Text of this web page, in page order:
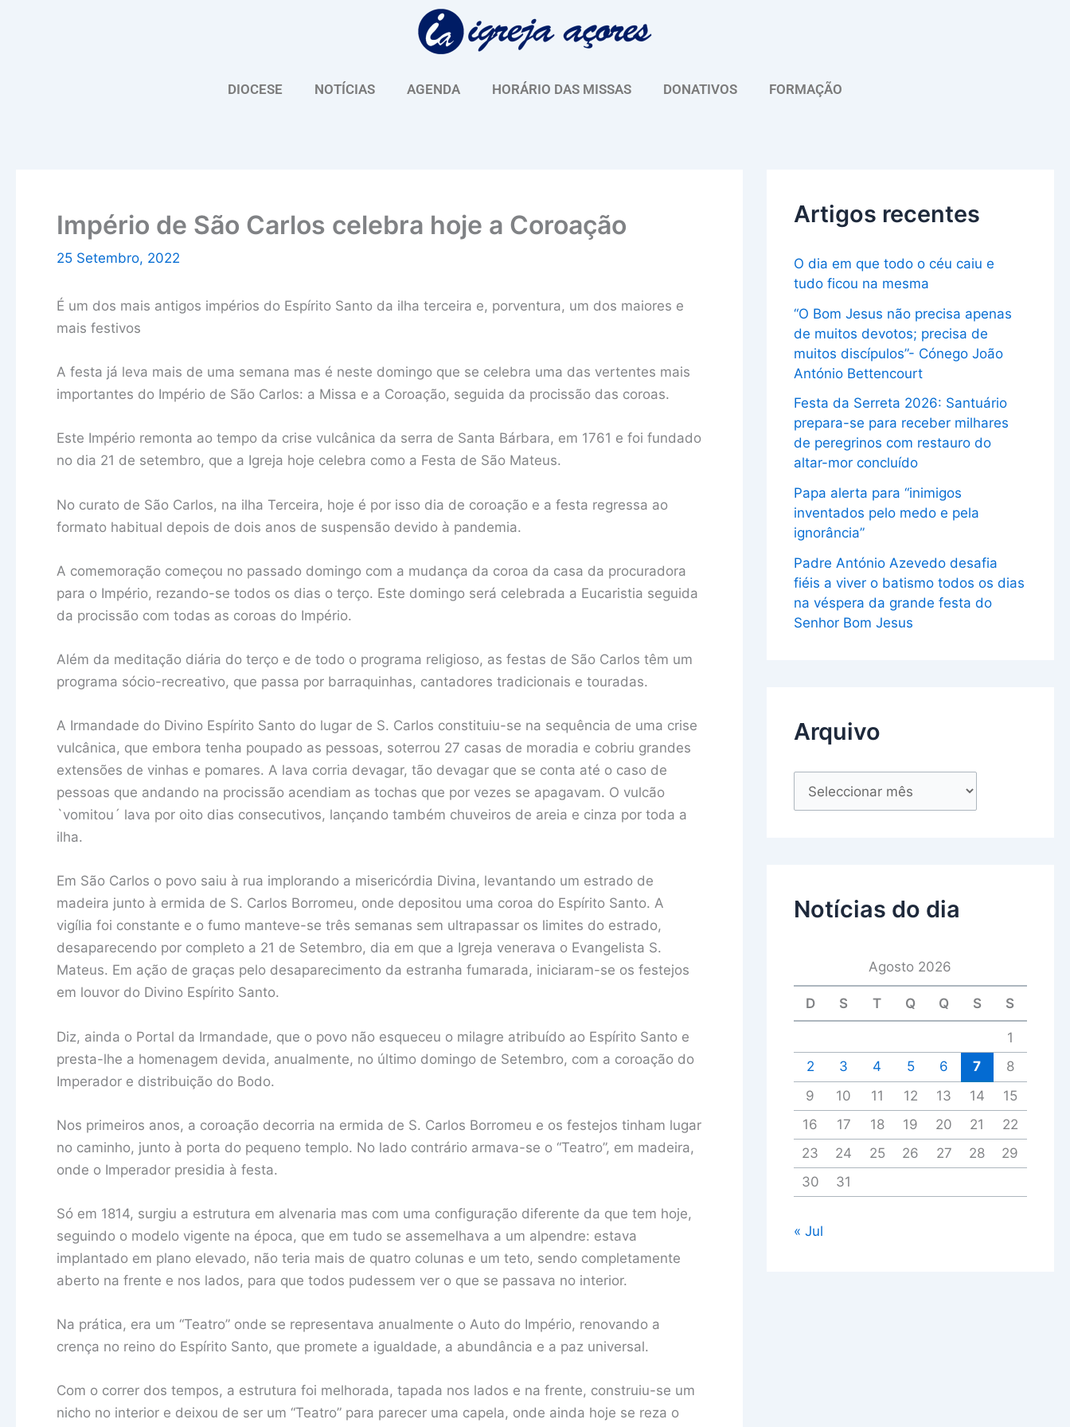
DIOCESE NOTÍCIAS AGENDA HORÁRIO DAS MISSAS DONATIVOS FORMAÇÃO
Império de São Carlos celebra hoje a Coroação
25 Setembro, 2022
É um dos mais antigos impérios do Espírito Santo da ilha terceira e, porventura, um dos maiores e
mais festivos
A festa já leva mais de uma semana mas é neste domingo que se celebra uma das vertentes mais
importantes do Império de São Carlos: a Missa e a Coroação, seguida da procissão das coroas.
Este Império remonta ao tempo da crise vulcânica da serra de Santa Bárbara, em 1761 e foi fundado
no dia 21 de setembro, que a Igreja hoje celebra como a Festa de São Mateus.
No curato de São Carlos, na ilha Terceira, hoje é por isso dia de coroação e a festa regressa ao
formato habitual depois de dois anos de suspensão devido à pandemia.
A comemoração começou no passado domingo com a mudança da coroa da casa da procuradora
para o Império, rezando-se todos os dias o terço. Este domingo será celebrada a Eucaristia seguida
da procissão com todas as coroas do Império.
Além da meditação diária do terço e de todo o programa religioso, as festas de São Carlos têm um
programa sócio-recreativo, que passa por barraquinhas, cantadores tradicionais e touradas.
A Irmandade do Divino Espírito Santo do lugar de S. Carlos constituiu-se na sequência de uma crise
vulcânica, que embora tenha poupado as pessoas, soterrou 27 casas de moradia e cobriu grandes
extensões de vinhas e pomares. A lava corria devagar, tão devagar que se conta até o caso de
pessoas que andando na procissão acendiam as tochas que por vezes se apagavam. O vulcão
`vomitou´ lava por oito dias consecutivos, lançando também chuveiros de areia e cinza por toda a
ilha.
Em São Carlos o povo saiu à rua implorando a misericórdia Divina, levantando um estrado de
madeira junto à ermida de S. Carlos Borromeu, onde depositou uma coroa do Espírito Santo. A
vigília foi constante e o fumo manteve-se três semanas sem ultrapassar os limites do estrado,
desaparecendo por completo a 21 de Setembro, dia em que a Igreja venerava o Evangelista S.
Mateus. Em ação de graças pelo desaparecimento da estranha fumarada, iniciaram-se os festejos
em louvor do Divino Espírito Santo.
Diz, ainda o Portal da Irmandade, que o povo não esqueceu o milagre atribuído ao Espírito Santo e
presta-lhe a homenagem devida, anualmente, no último domingo de Setembro, com a coroação do
Imperador e distribuição do Bodo.
Nos primeiros anos, a coroação decorria na ermida de S. Carlos Borromeu e os festejos tinham lugar
no caminho, junto à porta do pequeno templo. No lado contrário armava-se o “Teatro”, em madeira,
onde o Imperador presidia à festa.
Só em 1814, surgiu a estrutura em alvenaria mas com uma configuração diferente da que tem hoje,
seguindo o modelo vigente na época, que em tudo se assemelhava a um alpendre: estava
implantado em plano elevado, não teria mais de quatro colunas e um teto, sendo completamente
aberto na frente e nos lados, para que todos pudessem ver o que se passava no interior.
Na prática, era um “Teatro” onde se representava anualmente o Auto do Império, renovando a
crença no reino do Espírito Santo, que promete a igualdade, a abundância e a paz universal.
Com o correr dos tempos, a estrutura foi melhorada, tapada nos lados e na frente, construiu-se um
nicho no interior e deixou de ser um “Teatro” para parecer uma capela, onde ainda hoje se reza o
Artigos recentes
O dia em que todo o céu caiu e
tudo ficou na mesma
“O Bom Jesus não precisa apenas
de muitos devotos; precisa de
muitos discípulos”- Cónego João
António Bettencourt
Festa da Serreta 2026: Santuário
prepara-se para receber milhares
de peregrinos com restauro do
altar-mor concluído
Papa alerta para “inimigos
inventados pelo medo e pela
ignorância”
Padre António Azevedo desafia
fiéis a viver o batismo todos os dias
na véspera da grande festa do
Senhor Bom Jesus
Arquivo
u
Notícias do dia
Agosto 2026
D S T Q Q S S
1
2
3 4 5 6 7
8
9
10 11 12 13 14
15
16
17 18 19 20 21
22
23
24 25 26 27 28
29
30
31
« Jul